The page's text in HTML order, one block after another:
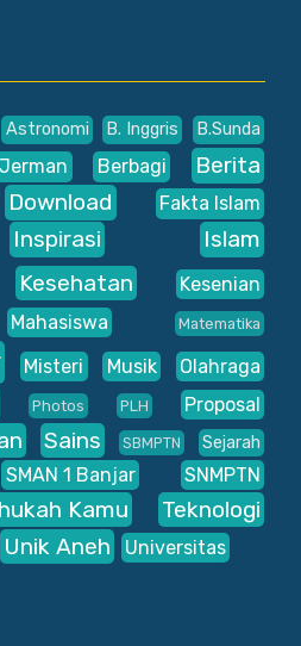
Astronomi B. Inggris B.Sunda
Berbagi Berita
Download Fakta Islam
Inspirasi Islam
Kesehatan Kesenian
Mahasiswa Matematika
Misteri Musik Olahraga
Photos PLH Proposal
Sains SBMPTN
Sejarah
SMAN 1 Banjar SNMPTN
Kamu
Teknologi
Unik Aneh Universitas